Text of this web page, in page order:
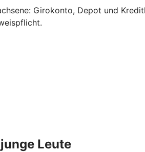
Girokonto, Depot und
Leute